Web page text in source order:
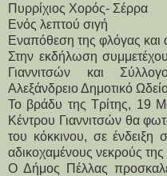
Πυρρίχιος Χορός- Σέρρα
Ενός λεπτού σιγή
Εναπόθεση της φλόγας
Στην εκδήλωση
Γιαννιτσών και
Αλεξάνδρειο Δημοτικό
Το βράδυ της Τρίτης, 19
Κέντρου Γιαννιτσών θα
του κόκκινου, σε ένδειξη
αδικοχαμένους νεκρούς της
Ο Δήμος Πέλλας